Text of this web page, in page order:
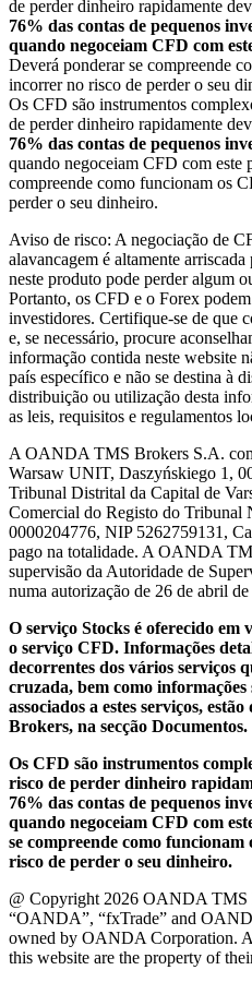
de perder dinheiro rapidamente
76% das contas de pequenos
quando negoceiam CFD com
Deverá ponderar se compreende
incorrer no risco de perder o seu
Os CFD são instrumentos
de perder dinheiro rapidamente
76% das contas de pequenos
quando negoceiam CFD com este
compreende como funcionam os
perder o seu dinheiro.
Aviso de risco: A negociação de
alavancagem é altamente
neste produto pode perder algum
Portanto, os CFD e o Forex
investidores. Certifique-se de que
e, se necessário, procure
informação contida neste website
país específico e não se destina à
distribuição ou utilização desta
as leis, requisitos e regulamentos
A OANDA TMS Brokers S.A.
Warsaw UNIT, Daszyńskiego 1,
Tribunal Distrital da Capital de
Comercial do Registo do Tribunal
0000204776, NIP 5262759131,
pago na totalidade. A OANDA
supervisão da Autoridade de
numa autorização de 26 de abril
O serviço Stocks é oferecido
o serviço CFD. Informações
decorrentes dos vários serviços
cruzada, bem como informações
associados a estes serviços,
Brokers, na secção Documentos.
Os CFD são instrumentos
risco de perder dinheiro
76% das contas de pequenos
quando negoceiam CFD com
se compreende como
risco de perder o seu dinheiro.
@ Copyright 2026 OANDA TMS
“OANDA”, “fxTrade” and
owned by OANDA Corporation.
this website are the property of